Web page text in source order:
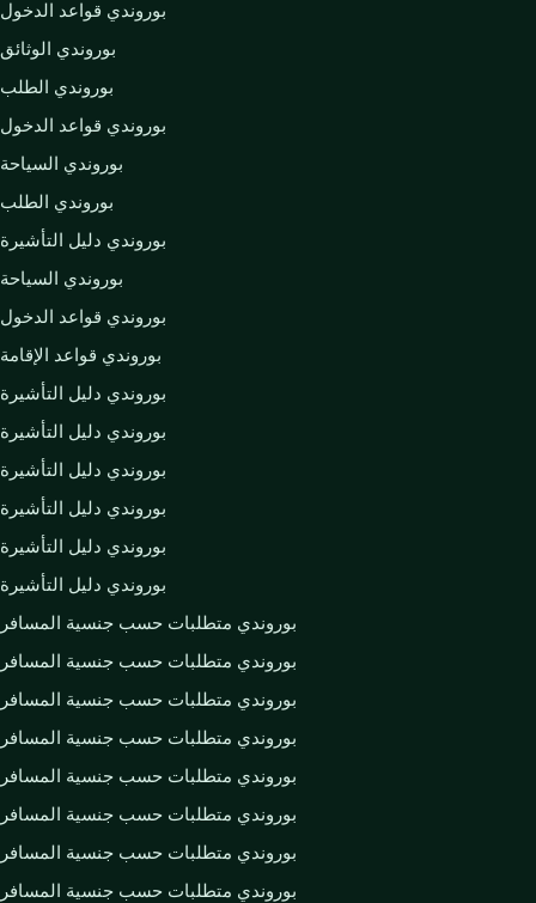
بوروندي قواعد الدخول
بوروندي الوثائق
بوروندي الطلب
بوروندي قواعد الدخول
بوروندي السياحة
بوروندي الطلب
بوروندي دليل التأشيرة
بوروندي السياحة
بوروندي قواعد الدخول
بوروندي قواعد الإقامة
بوروندي دليل التأشيرة
بوروندي دليل التأشيرة
بوروندي دليل التأشيرة
بوروندي دليل التأشيرة
بوروندي دليل التأشيرة
بوروندي دليل التأشيرة
بوروندي متطلبات حسب جنسية المسافر
بوروندي متطلبات حسب جنسية المسافر
بوروندي متطلبات حسب جنسية المسافر
بوروندي متطلبات حسب جنسية المسافر
بوروندي متطلبات حسب جنسية المسافر
بوروندي متطلبات حسب جنسية المسافر
بوروندي متطلبات حسب جنسية المسافر
بوروندي متطلبات حسب جنسية المسافر